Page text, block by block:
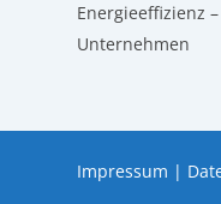
Energieeffizienz
Unternehmen
Impressum |